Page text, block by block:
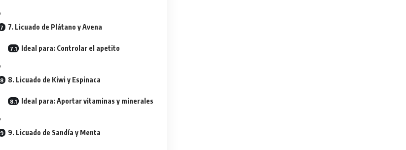
7. Licuado de Plátano y Avena
Ideal para: Controlar el apetito
8. Licuado de Kiwi y Espinaca
Ideal para: Aportar vitaminas y minerales
9. Licuado de Sandía y Menta